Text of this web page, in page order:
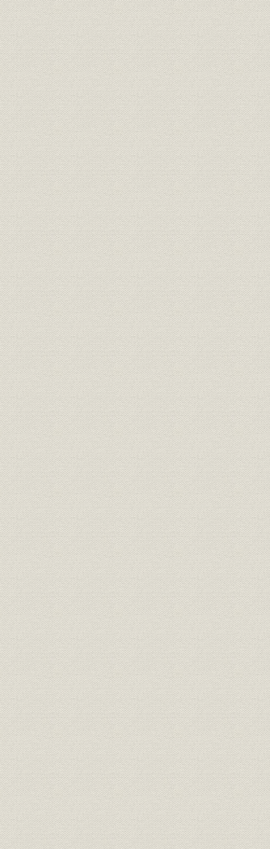
第4節 太平洋戦争と日本ワットソン
第5節 日本統計機株式会社小史
1. 日本統計機株式会社の設立
2. 戦争とPCS
第2章 日本アイ・ビー・エムの再出発(昭和20年~昭和32年)
第1節 日本インターナショナル・ビジネス・マシーンス社の発足
1. 平和の回復と戦後の過渡期
2. 日本インターナショナル・ビジネス・マシーンス社の発足
3. IBMワールド・トレードコーポレーションと戦後日本の為替事情
第2節 PCSの普及と日本の経営近代化
1. 事務機械化ブームの到来
2. 頂点に達したPCS
3. PCS利用の多様化
第3節 PCSの営業と教育
1. 営業と保守サービス
2. 初期の教育活動
第4節 機械の国産化への着手
1. 大森工場における修理・再生とカード生産
2. 南糀谷工場と国産開始
第5節 水品社長の就任と経営の整備
1. 「その国の人による経営」
2. 初期の経営管理と組織
3. 業績の伸長と送金問題
第3章 コンピューター事業の展開(昭和33年~昭和39年)
第1節 コンピューター時代の幕あけ
1. 技術革新・高度成長に転じた日本経済
2. 日本アイ・ビー・エムの対応とトップの交代
第2節 IBMのコンピューター
1. IBMにおけるコンピューターの事業化
2. 初期のハードウェアとソフトウェア
第3節 技術援助契約の締結
1. 政府の国産保護政策とIBM
2. 技術援助契約の締結
3. 契約の効果